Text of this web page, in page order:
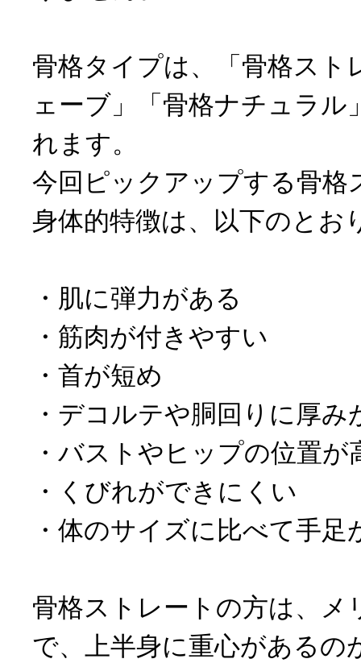
骨格タイプは、「骨格スト
ェーブ」「骨格ナチュラル
れます。
今回ピックアップする骨格
身体的特徴は、以下のとお
・肌に弾力がある
・筋肉が付きやすい
・首が短め
・デコルテや胴回りに厚み
・バストやヒップの位置が
・くびれができにくい
・体のサイズに比べて手足
骨格ストレートの方は、メ
で、上半身に重心があるの